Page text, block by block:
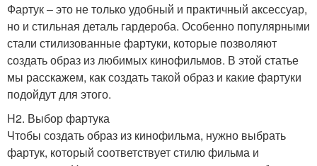
Фартук – это не только удобный и практичный аксессуар,
но и стильная деталь гардероба. Особенно популярными
стали стилизованные фартуки, которые позволяют
создать образ из любимых кинофильмов. В этой статье
мы расскажем, как создать такой образ и какие фартуки
подойдут для этого.
H2. Выбор фартука
Чтобы создать образ из кинофильма, нужно выбрать
фартук, который соответствует стилю фильма и